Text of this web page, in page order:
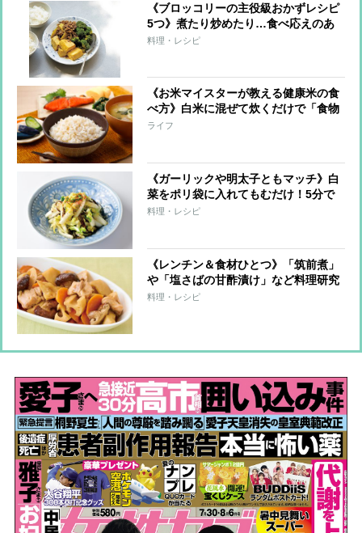
《ブロッコリーの主役級おかずレシピ
5つ》煮たり炒めたり…食べ応えのあ
るひと皿に！
料理・レシピ
《お米マイスターが教える健康米の食
べ方》白米に混ぜて炊くだけで「食物
繊維アップ」「糖質カット」 おいし
ライフ
《ガーリックや明太子ともマッチ》白
菜をポリ袋に入れてもむだけ！5分で
できる即席漬けレシピ5つ
料理・レシピ
《レンチン＆食材ひとつ》「筑前煮」
や「塩さばの甘酢漬け」など料理研究
家が教える簡単作りおきおかず＆アレ
料理・レシピ